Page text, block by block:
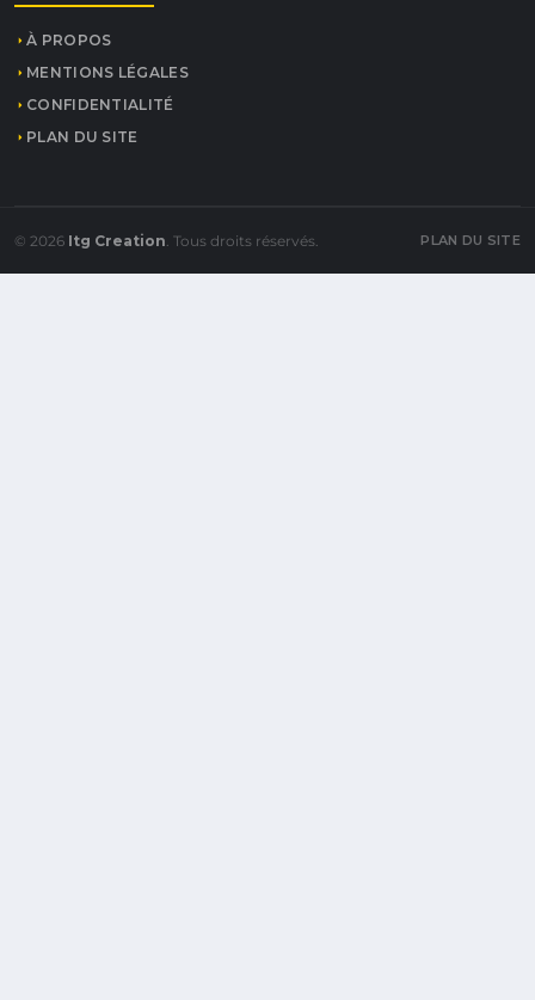
À PROPOS
MENTIONS LÉGALES
CONFIDENTIALITÉ
PLAN DU SITE
© 2026 Itg Creation. Tous droits réservés. PLAN DU SITE